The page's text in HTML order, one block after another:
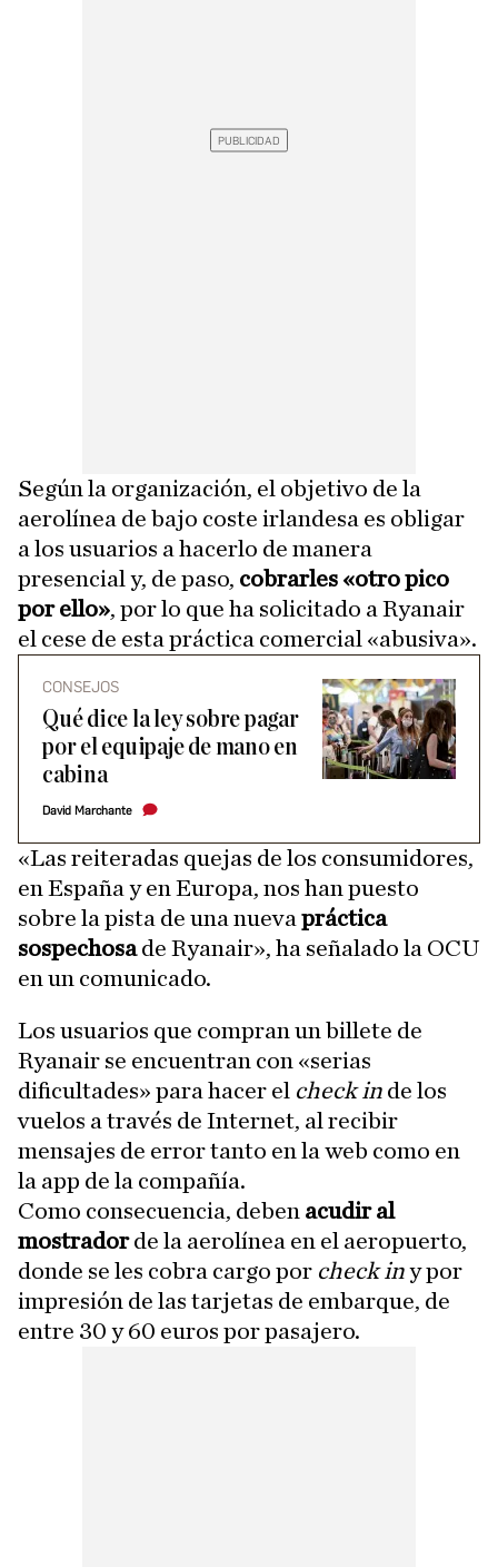
Según la organización, el objetivo de la
aerolínea de bajo coste irlandesa es obligar
a los usuarios a hacerlo de manera
presencial y, de paso, cobrarles «otro pico
por ello», por lo que ha solicitado a Ryanair
el cese de esta práctica comercial «abusiva».
CONSEJOS
Qué dice la ley sobre pagar
por el equipaje de mano en
cabina
David Marchante
«Las reiteradas quejas de los consumidores,
en España y en Europa, nos han puesto
sobre la pista de una nueva práctica
sospechosade Ryanair», ha señalado la OCU
en un comunicado.
Los usuarios que compran un billete de
Ryanair se encuentran con «serias
dificultades» para hacer el check in de los
vuelos a través de Internet, al recibir
mensajes de error tanto en la web como en
la app de la compañía.
Como consecuencia, deben acudir al
mostradorde la aerolínea en el aeropuerto,
donde se les cobra cargo por check iny por
impresión de las tarjetas de embarque, de
entre 30 y 60 euros por pasajero.